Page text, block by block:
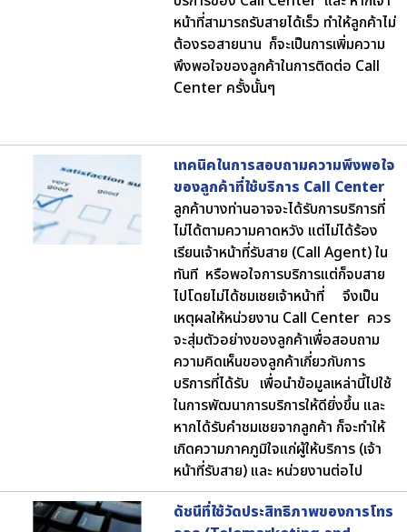
หน้าที่สามารถรับสายได้เร็ว ทำให้ลูกค้าไม่
ต้องรอสายนาน ก็จะเป็นการเพิ่มความ
พึงพอใจของลูกค้าในการติดต่อ Call
Center ครั้งนั้นๆ
เทคนิคในการสอบถามความพึงพอใจ
ของลูกค้าที่ใช้บริการ Call Center
ลูกค้าบางท่านอาจจะได้รับการบริการที่
ไม่ได้ตามความคาดหวัง แต่ไม่ได้ร้อง
เรียนเจ้าหน้าที่รับสาย (Call Agent) ใน
ทันที หรือพอใจการบริการแต่ก็จบสาย
ไปโดยไม่ได้ชมเชยเจ้าหน้าที่ จึงเป็น
เหตุผลให้หน่วยงาน Call Center ควร
จะสุ่มตัวอย่างของลูกค้าเพื่อสอบถาม
ความคิดเห็นของลูกค้าเกี่ยวกับการ
บริการที่ได้รับ เพื่อนำข้อมูลเหล่านี้ไปใช้
ในการพัฒนาการบริการให้ดียิ่งขึ้น และ
หากได้รับคำชมเชยจากลูกค้า ก็จะทำให้
เกิดความภาคภูมิใจแก่ผู้ให้บริการ (เจ้า
หน้าที่รับสาย) และ หน่วยงานต่อไป
ดัชนีที่ใช้วัดประสิทธิภาพของการโทร